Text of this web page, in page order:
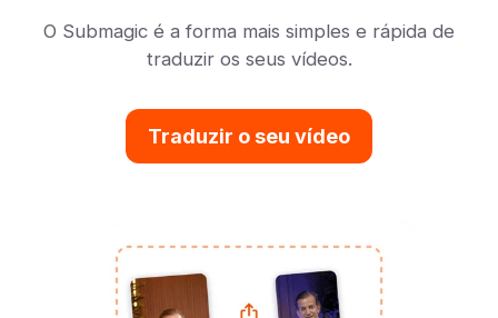
O Submagic é a forma mais simples e rápida de
traduzir os seus vídeos.
Traduzir o seu vídeo